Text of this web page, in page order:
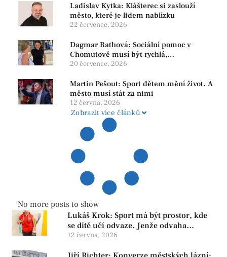
Ladislav Kytka: Klášterec si zaslouží
město, které je lidem nablízku
22 července, 2026
Dagmar Rathová: Sociální pomoc v
Chomutově musí být rychlá,
srozumitelná a férová. Ne udržovat lidi v
20 července, 2026
Martin Pešout: Sport dětem mění život. A
město musí stát za nimi
12 června, 2026
Zobrazit více článků
No more posts to show
Lukáš Krok: Sport má být prostor, kde
se dítě učí odvaze. Jenže odvaha
neroste tam, kde se bojí udělat chybu.
12 června, 2026